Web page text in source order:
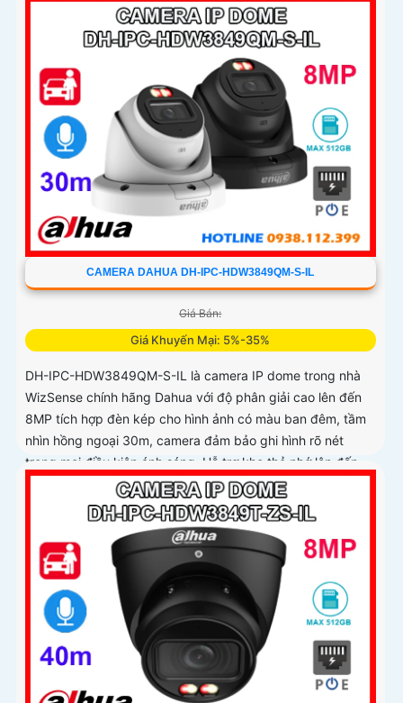
phát hiện chính xác người và phương tiện, nâng cao hiệu
quả giám sát an ninh hỗ trợ PoE và giá rẻ hiệu quả
CAMERA DAHUA DH-IPC-HDW3849QM-S-IL
Giá Bán:
Giá Khuyến Mại: 5%-35%
DH-IPC-HDW3849QM-S-IL là camera IP dome trong nhà
WizSense chính hãng Dahua với độ phân giải cao lên đến
8MP tích hợp đèn kép cho hình ảnh có màu ban đêm, tầm
nhìn hồng ngoại 30m, camera đảm bảo ghi hình rõ nét
trong mọi điều kiện ánh sáng. Hỗ trợ khe thẻ nhớ lên đến
512GB, tích hợp micro ghi âm, chuẩn POE và khả năng
nhận diện chính xác người và phương tiện giám sát an ninh